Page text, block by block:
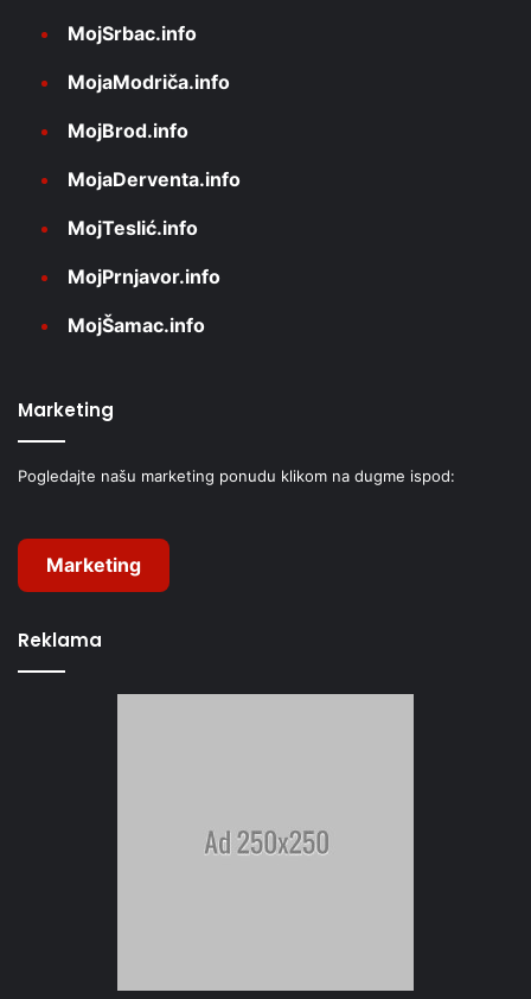
MojSrbac.info
MojaModriča.info
MojBrod.info
MojaDerventa.info
MojTeslić.info
MojPrnjavor.info
MojŠamac.info
Marketing
Pogledajte našu marketing ponudu klikom na dugme ispod:
Marketing
Reklama